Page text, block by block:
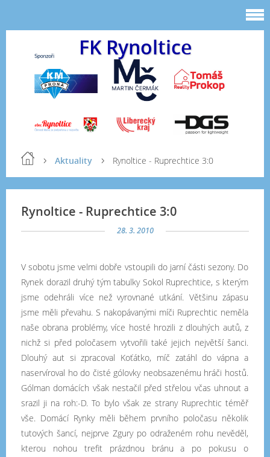
FK Rynoltice
Aktuality Rynoltice - Ruprechtice 3:0
Rynoltice - Ruprechtice 3:0
28. 3. 2010
V sobotu jsme velmi dobře vstoupili do jarní části sezony. Do
Rynek dorazil druhý tým tabulky Sokol Ruprechtice, s kterým
jsme odehráli více než vyrovnané utkání. Většinu zápasu
jsme měli převahu. S nakopávanými míči Ruprechtic neměla
naše obrana problémy, více hosté hrozili z dlouhých autů, z
nichž si před poločasem vytvořili také jejich největší šanci.
Dlouhý aut si zpracoval Koťátko, míč zatáhl do vápna a
naservíroval ho do čisté gólovky neobsazenému hráči hostů.
Gólman domácích však nestačil před střelou včas uhnout a
srazil ji na roh:-D. To bylo však ze strany Ruprechtic téměř
vše. Domácí Rynky měli během prvního poločasu několik
tutových šancí, nejprve Zgury po odraženém rohu nevěděl,
kterou nohou trefit prázdnou bránu a po pokusu o